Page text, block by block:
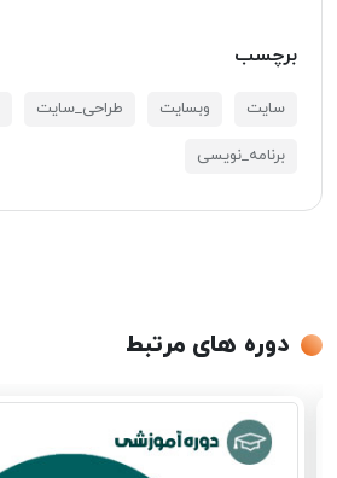
برچسب
سایت وبسایت طراحی_سایت
برنامه_نویسی
دوره های مرتبط